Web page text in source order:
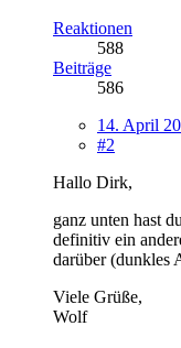
Reaktionen
588
Beiträge
586
14. April
#2
Hallo Dirk,
ganz unten hast
definitiv ein
darüber (dunkles
Viele Grüße,
Wolf